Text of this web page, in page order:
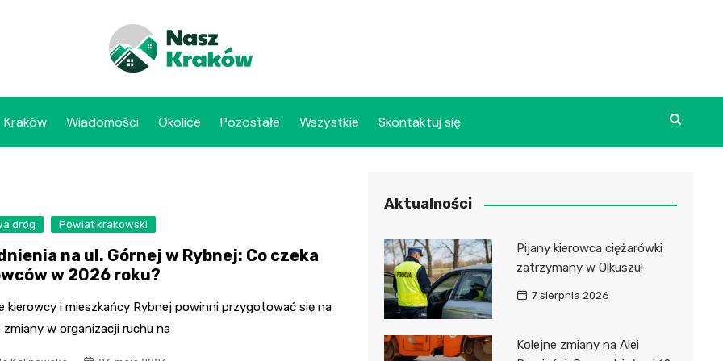
Kraków Wiadomości Okolice Pozostałe Wszystkie Skontaktuj się
dróg Powiat krakowski
na ul. Górnej w Rybnej: Co czeka
w 2026 roku?
kierowcy i mieszkańcy Rybnej powinni przygotować się na
w organizacji ruchu na
Aktualności
Pijany kierowca ciężarówki
zatrzymany w Olkuszu!
7 sierpnia 2026
Kolejne zmiany na Alei